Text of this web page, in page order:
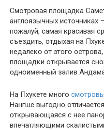
Смотровая площадка
англоязычных источниках
пожалуй, самая красивая
съездить, отдыхая на
недалеко от этого
площадки открывается
одноименный залив
На Пхукете много
Нангше выгодно
открывающаяся с нее
впечатляющими